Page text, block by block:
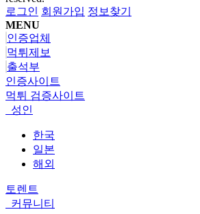
로그인 회원가입 정보찾기
MENU
인증업체
먹튀제보
출석부
인증사이트
먹튀 검증사이트
성인
한국
일본
해외
토렌트
커뮤니티